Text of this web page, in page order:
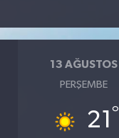
13 AĞUSTOS
PERŞEMBE
21 °